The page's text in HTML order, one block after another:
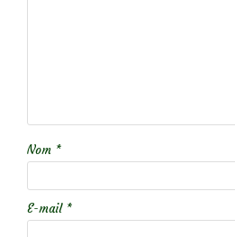
Nom *
E-mail *